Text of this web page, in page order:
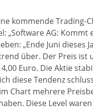
kommende Trading-
„Software AG: Kommt
„Ende Juni dieses
über. Der Preis ist
Euro. Die Aktie
diese Tendenz
Chart mehrere
Diese Level